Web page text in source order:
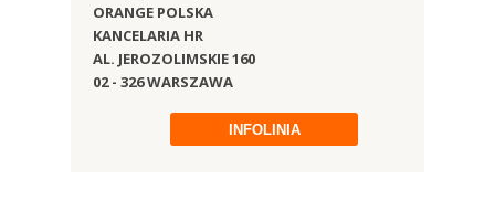
ORANGE POLSKA
KANCELARIA HR
AL. JEROZOLIMSKIE 160
02 - 326 WARSZAWA
INFOLINIA